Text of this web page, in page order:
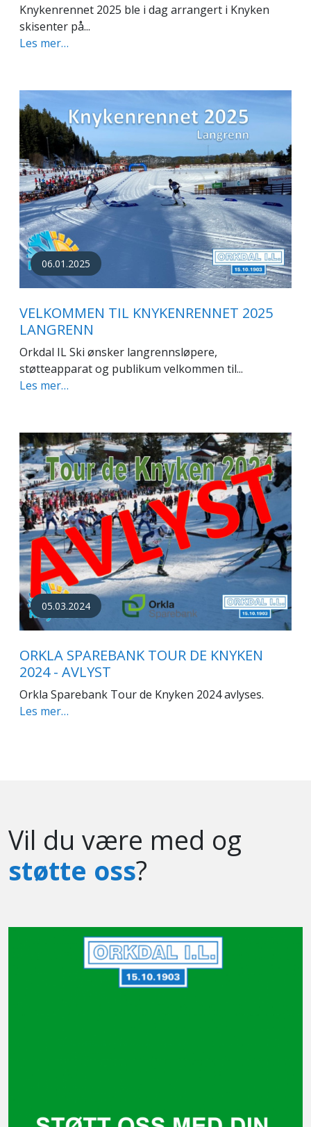
Knykenrennet 2025 ble i dag arrangert i Knyken
skisenter på...
Les mer…
06.01.2025
VELKOMMEN TIL KNYKENRENNET 2025
LANGRENN
Orkdal IL Ski ønsker langrennsløpere,
støtteapparat og publikum velkommen til...
Les mer…
05.03.2024
ORKLA SPAREBANK TOUR DE KNYKEN
2024 - AVLYST
Orkla Sparebank Tour de Knyken 2024 avlyses.
Les mer…
Vil du være med og
støtte oss?